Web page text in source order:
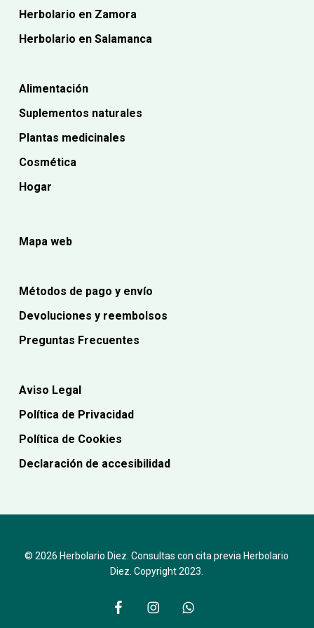
Herbolario en Zamora
Herbolario en Salamanca
Alimentación
Suplementos naturales
Plantas medicinales
Cosmética
Hogar
Mapa web
Métodos de pago y envío
Devoluciones y reembolsos
Preguntas Frecuentes
Aviso Legal
Política de Privacidad
Política de Cookies
Declaración de accesibilidad
© 2026 Herbolario Diez. Consultas con cita previa Herbolario
Diez. Copyright 2023.
facebookinstagramwhatsapp